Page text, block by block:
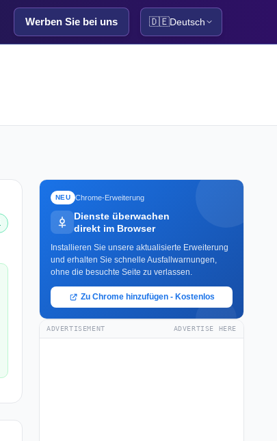
Werben Sie bei uns 🇩🇪Deutsch
NEU Chrome-Erweiterung
Dienste überwachen
direkt im Browser
Installieren Sie unsere aktualisierte Erweiterung
und erhalten Sie schnelle Ausfallwarnungen,
ohne die besuchte Seite zu verlassen.
Zu Chrome hinzufügen - Kostenlos
ADVERTISEMENT ADVERTISE HERE